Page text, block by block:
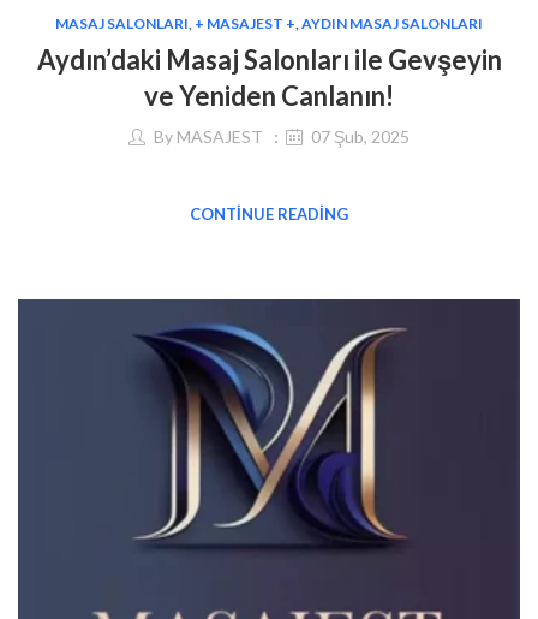
MASAJ SALONLARI, + MASAJEST +,AYDIN MASAJ SALONLARI
Aydın’daki Masaj Salonları ile Gevşeyin
ve Yeniden Canlanın!
By MASAJEST 07 Şub, 2025
CONTINUE READING